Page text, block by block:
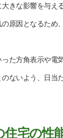
きな影響を与え
原因となるため
た方角表示や電
ないよう、日当
住宅の性